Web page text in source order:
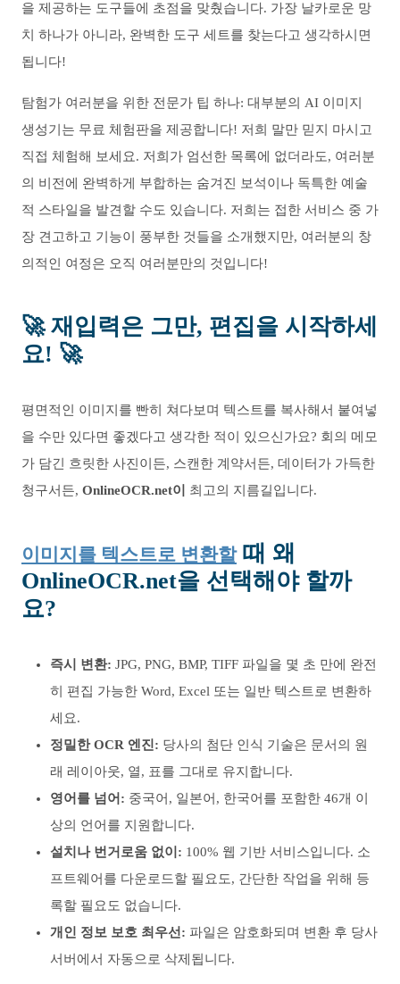
을 제공하는 도구들에 초점을 맞췄습니다. 가장 날카로운 망
치 하나가 아니라, 완벽한 도구 세트를 찾는다고 생각하시면
됩니다!
탐험가 여러분을 위한 전문가 팁 하나: 대부분의 AI 이미지
생성기는 무료 체험판을 제공합니다! 저희 말만 믿지 마시고
직접 체험해 보세요. 저희가 엄선한 목록에 없더라도, 여러분
의 비전에 완벽하게 부합하는 숨겨진 보석이나 독특한 예술
적 스타일을 발견할 수도 있습니다. 저희는 접한 서비스 중 가
장 견고하고 기능이 풍부한 것들을 소개했지만, 여러분의 창
의적인 여정은 오직 여러분만의 것입니다!
🚀 재입력은 그만, 편집을 시작하세
요! 🚀
평면적인 이미지를 빤히 쳐다보며 텍스트를 복사해서 붙여넣
을 수만 있다면 좋겠다고 생각한 적이 있으신가요? 회의 메모
가 담긴 흐릿한 사진이든, 스캔한 계약서든, 데이터가 가득한
청구서든, OnlineOCR.net이 최고의 지름길입니다.
이미지를 텍스트로 변환할때 왜
OnlineOCR.net을 선택해야 할까
요?
즉시 변환: JPG, PNG, BMP, TIFF 파일을 몇 초 만에 완전
히 편집 가능한 Word, Excel 또는 일반 텍스트로 변환하
세요.
정밀한 OCR 엔진: 당사의 첨단 인식 기술은 문서의 원
래 레이아웃, 열, 표를 그대로 유지합니다.
영어를 넘어: 중국어, 일본어, 한국어를 포함한 46개 이
상의 언어를 지원합니다.
설치나 번거로움 없이: 100% 웹 기반 서비스입니다. 소
프트웨어를 다운로드할 필요도, 간단한 작업을 위해 등
록할 필요도 없습니다.
개인 정보 보호 최우선: 파일은 암호화되며 변환 후 당사
서버에서 자동으로 삭제됩니다.